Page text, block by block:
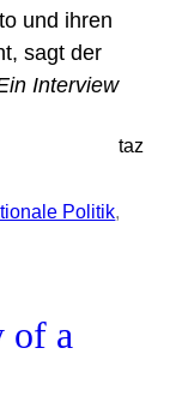
und ihren
sagt der
Interview
taz
Politik
of a